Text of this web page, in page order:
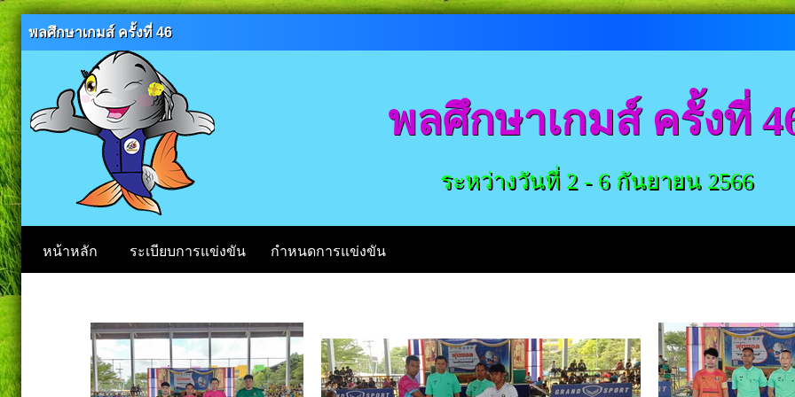
พลศึกษาเกมส์ ครั้งที่ 46
พลศึกษาเกมส์ ครั้งที่
ระหว่างวันที่ 2 - 6 กันยายน 2566
หน้าหลัก ระเบียบการแข่งขัน กำหนดการแข่งขัน